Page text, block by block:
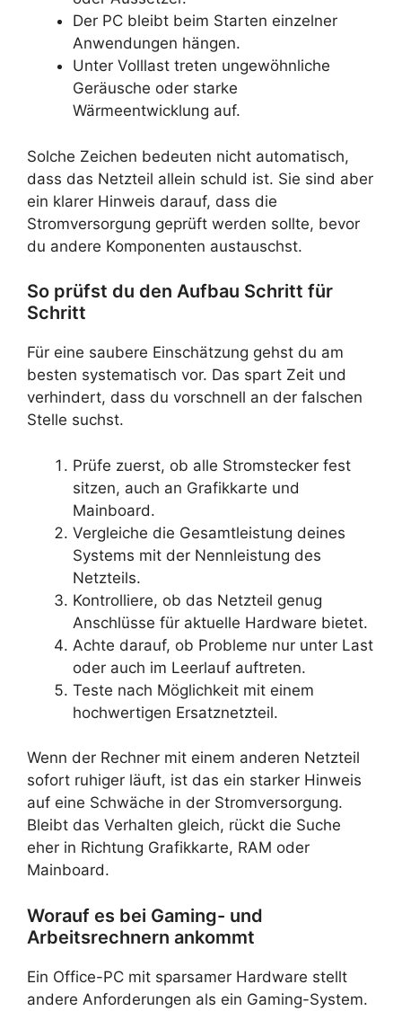
Der PC bleibt beim Starten einzelner
Anwendungen hängen.
Unter Volllast treten ungewöhnliche
Geräusche oder starke
Wärmeentwicklung auf.
Solche Zeichen bedeuten nicht automatisch,
dass das Netzteil allein schuld ist. Sie sind aber
ein klarer Hinweis darauf, dass die
Stromversorgung geprüft werden sollte, bevor
du andere Komponenten austauschst.
So prüfst du den Aufbau Schritt für
Schritt
Für eine saubere Einschätzung gehst du am
besten systematisch vor. Das spart Zeit und
verhindert, dass du vorschnell an der falschen
Stelle suchst.
Prüfe zuerst, ob alle Stromstecker fest
sitzen, auch an Grafikkarte und
Mainboard.
Vergleiche die Gesamtleistung deines
Systems mit der Nennleistung des
Netzteils.
Kontrolliere, ob das Netzteil genug
Anschlüsse für aktuelle Hardware bietet.
Achte darauf, ob Probleme nur unter Last
oder auch im Leerlauf auftreten.
Teste nach Möglichkeit mit einem
hochwertigen Ersatznetzteil.
Wenn der Rechner mit einem anderen Netzteil
sofort ruhiger läuft, ist das ein starker Hinweis
auf eine Schwäche in der Stromversorgung.
Bleibt das Verhalten gleich, rückt die Suche
eher in Richtung Grafikkarte, RAM oder
Mainboard.
Worauf es bei Gaming- und
Arbeitsrechnern ankommt
Ein Office-PC mit sparsamer Hardware stellt
andere Anforderungen als ein Gaming-System.